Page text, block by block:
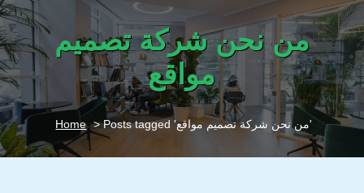
من نحن شركة تصميم
مواقع
Home > Posts tagged 'من نحن شركة تصميم مواقع'